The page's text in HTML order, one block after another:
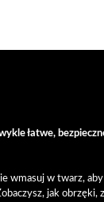
łatwe,
wmasuj w twarz,
jak obrzęki,